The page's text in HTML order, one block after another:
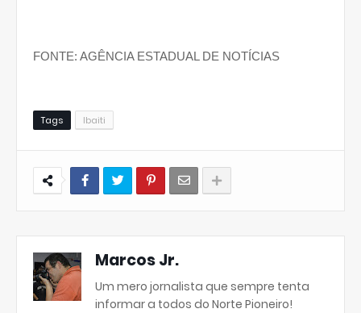
FONTE: AGÊNCIA ESTADUAL DE NOTÍCIAS
Tags Ibaiti
Marcos Jr.
Um mero jornalista que sempre tenta
informar a todos do Norte Pioneiro!